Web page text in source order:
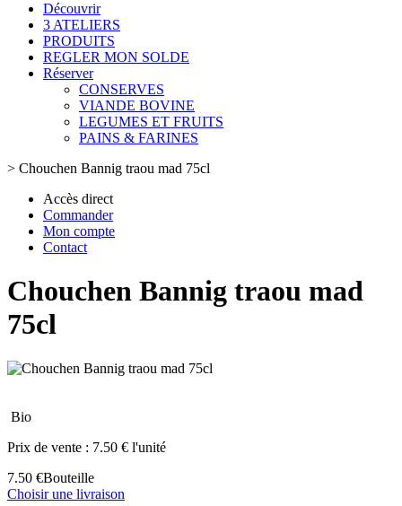
Découvrir
3 ATELIERS
PRODUITS
REGLER MON SOLDE
Réserver
CONSERVES
VIANDE BOVINE
LEGUMES ET FRUITS
PAINS & FARINES
> Chouchen Bannig traou mad 75cl
Accès direct
Commander
Mon compte
Contact
Chouchen Bannig traou mad
75cl
Bio
Prix de vente : 7.50 € l'unité
7.50 €Bouteille
Choisir une livraison